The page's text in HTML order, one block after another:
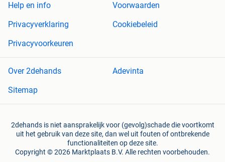
Help en info
Voorwaarden
Privacyverklaring
Cookiebeleid
Privacyvoorkeuren
Over 2dehands
Adevinta
Sitemap
2dehands is niet aansprakelijk voor (gevolg)schade die voortkomt
uit het gebruik van deze site, dan wel uit fouten of ontbrekende
functionaliteiten op deze site.
Copyright © 2026 Marktplaats B.V. Alle rechten voorbehouden.